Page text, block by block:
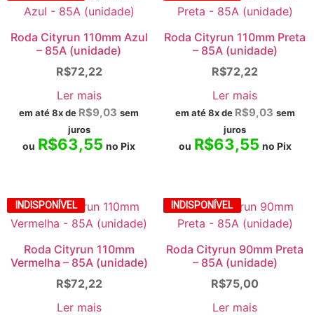
Roda Cityrun 110mm Azul
– 85A (unidade)
R$72,22
Ler mais
em até 8x de R$9,03 sem
juros
ou R$63,55 no Pix
Roda Cityrun 110mm Preta
– 85A (unidade)
R$72,22
Ler mais
em até 8x de R$9,03 sem
juros
ou R$63,55 no Pix
INDISPONÍVEL
Roda Cityrun 110mm
Vermelha – 85A (unidade)
R$72,22
Ler mais
INDISPONÍVEL
Roda Cityrun 90mm Preta
– 85A (unidade)
R$75,00
Ler mais